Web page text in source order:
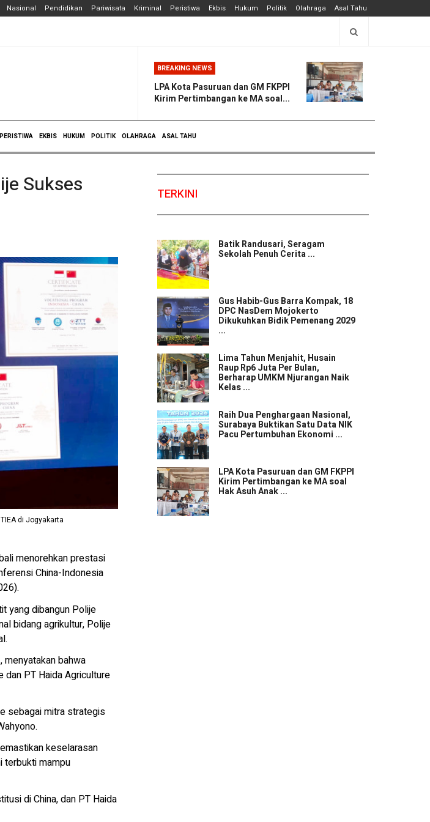
Nasional Pendidikan Pariwisata Kriminal Peristiwa Ekbis Hukum Politik Olahraga Asal Tahu
BREAKING NEWS
LPA Kota Pasuruan dan GM FKPPI
Kirim Pertimbangan ke MA soal...
PERISTIWA EKBIS HUKUM POLITIK OLAHRAGA ASAL TAHU
Sukses
di Jogyakarta
menorehkan prestasi
China-Indonesia
yang dibangun Polije
bidang agrikultur, Polije
menyatakan bahwa
PT Haida Agriculture
sebagai mitra strategis
keselarasan
terbukti mampu
di China, dan PT Haida
TERKINI
Batik Randusari, Seragam
Sekolah Penuh Cerita ...
Gus Habib-Gus Barra Kompak, 18
DPC NasDem Mojokerto
Dikukuhkan Bidik Pemenang 2029
...
Lima Tahun Menjahit, Husain
Raup Rp6 Juta Per Bulan,
Berharap UMKM Njurangan Naik
Kelas ...
Raih Dua Penghargaan Nasional,
Surabaya Buktikan Satu Data NIK
Pacu Pertumbuhan Ekonomi ...
LPA Kota Pasuruan dan GM FKPPI
Kirim Pertimbangan ke MA soal
Hak Asuh Anak ...